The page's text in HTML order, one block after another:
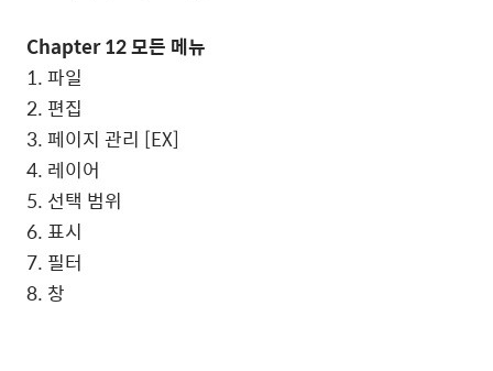
Chapter 12 모든 메뉴
1. 파일
2. 편집
3. 페이지 관리 [EX]
4. 레이어
5. 선택 범위
6. 표시
7. 필터
8. 창